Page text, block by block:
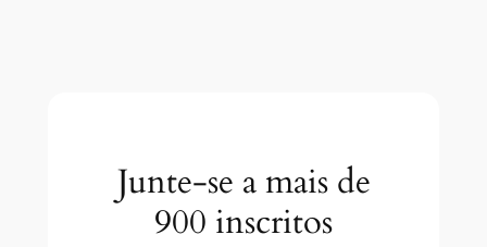
Junte-se a mais de
900 inscritos